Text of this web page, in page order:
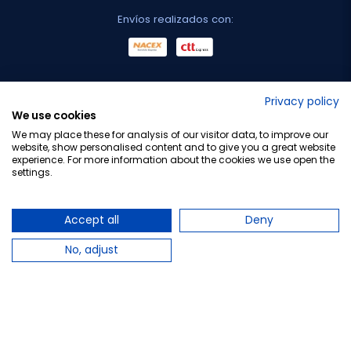
Envíos realizados con:
Privacy policy
We use cookies
We may place these for analysis of our visitor data, to improve our
website, show personalised content and to give you a great website
experience. For more information about the cookies we use open the
settings.
Accept all
Deny
No, adjust